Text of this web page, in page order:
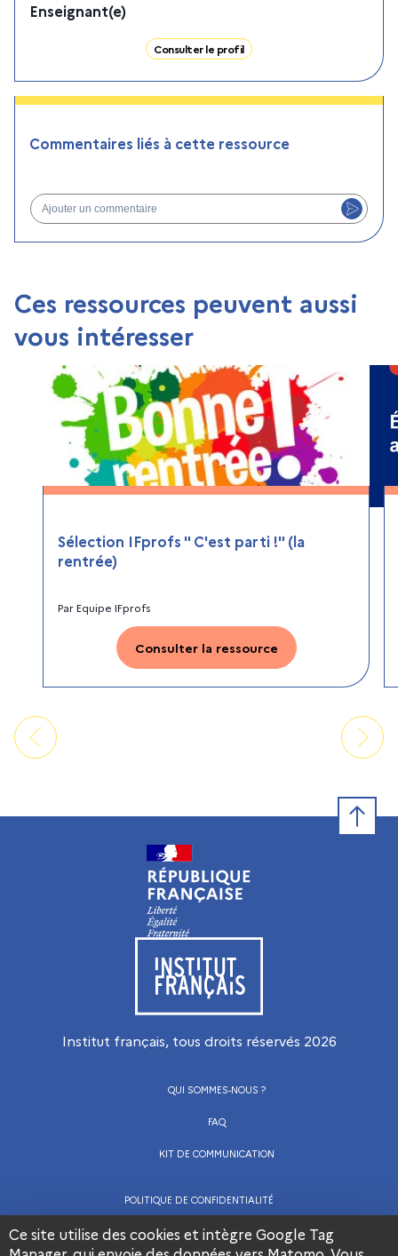
Enseignant(e)
Consulter le profil
Commentaires liés à cette ressource
Ajouter un commentaire
Ces ressources peuvent aussi
vous intéresser
Sélection IFprofs " C'est parti !" (la
rentrée)
ParEquipe IFprofs
Consulter la ressource
Visiter le site de l’Institut français
Institut français, tous droits réservés 2026
QUI SOMMES-NOUS ?
FAQ
KIT DE COMMUNICATION
POLITIQUE DE CONFIDENTIALITÉ
CGU
Ce site utilise des cookies et intègre Google Tag